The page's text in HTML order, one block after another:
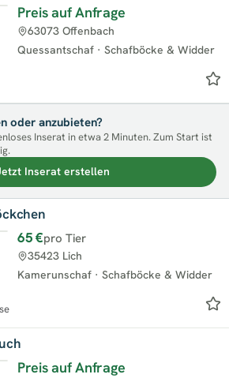
Preis auf Anfrage
Quessantschaf · Schafböcke & Widder
63073 Offenbach
oder anzubieten?
Inserat in etwa 2 Minuten. Zum Start ist
Inserat erstellen
65 €pro Tier
Kamerunschaf · Schafböcke & Widder
35423 Lich
Preis auf Anfrage